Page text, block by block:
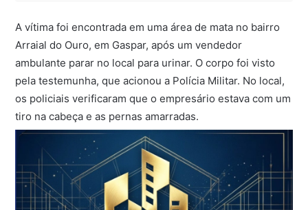
A vítima foi encontrada em uma área de mata no bairro
Arraial do Ouro, em Gaspar, após um vendedor
ambulante parar no local para urinar. O corpo foi visto
pela testemunha, que acionou a Polícia Militar. No local,
os policiais verificaram que o empresário estava com um
tiro na cabeça e as pernas amarradas.